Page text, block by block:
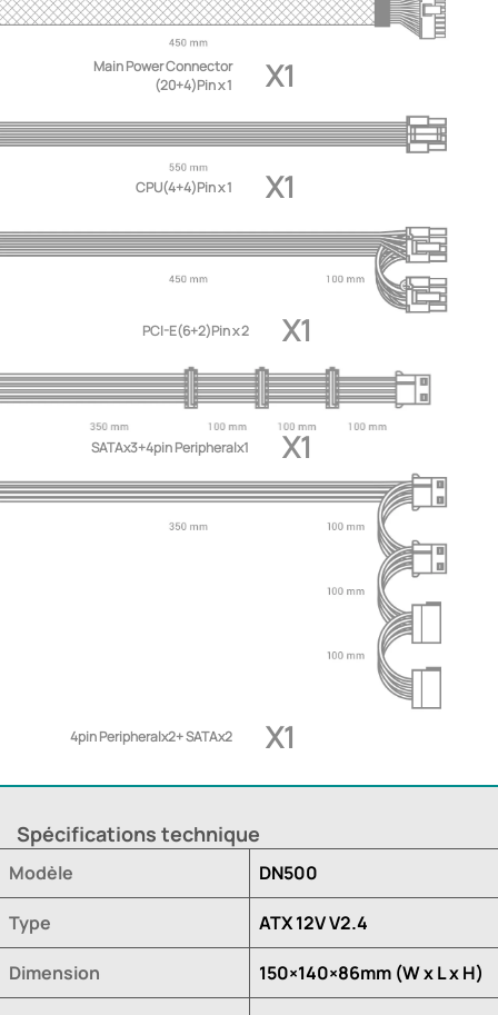
Main Power Connector
(20+4)Pin x 1
X1
CPU(4+4)Pin x 1 X1
PCI-E(6+2)Pin x 2 X1
SATAx3+4pin Peripheralx1 X1
4pin Peripheralx2+ SATAx2 X1
Spécifications technique
Modèle DN500
Type ATX 12V V2.4
Dimension 150×140×86mm (W x L x H)